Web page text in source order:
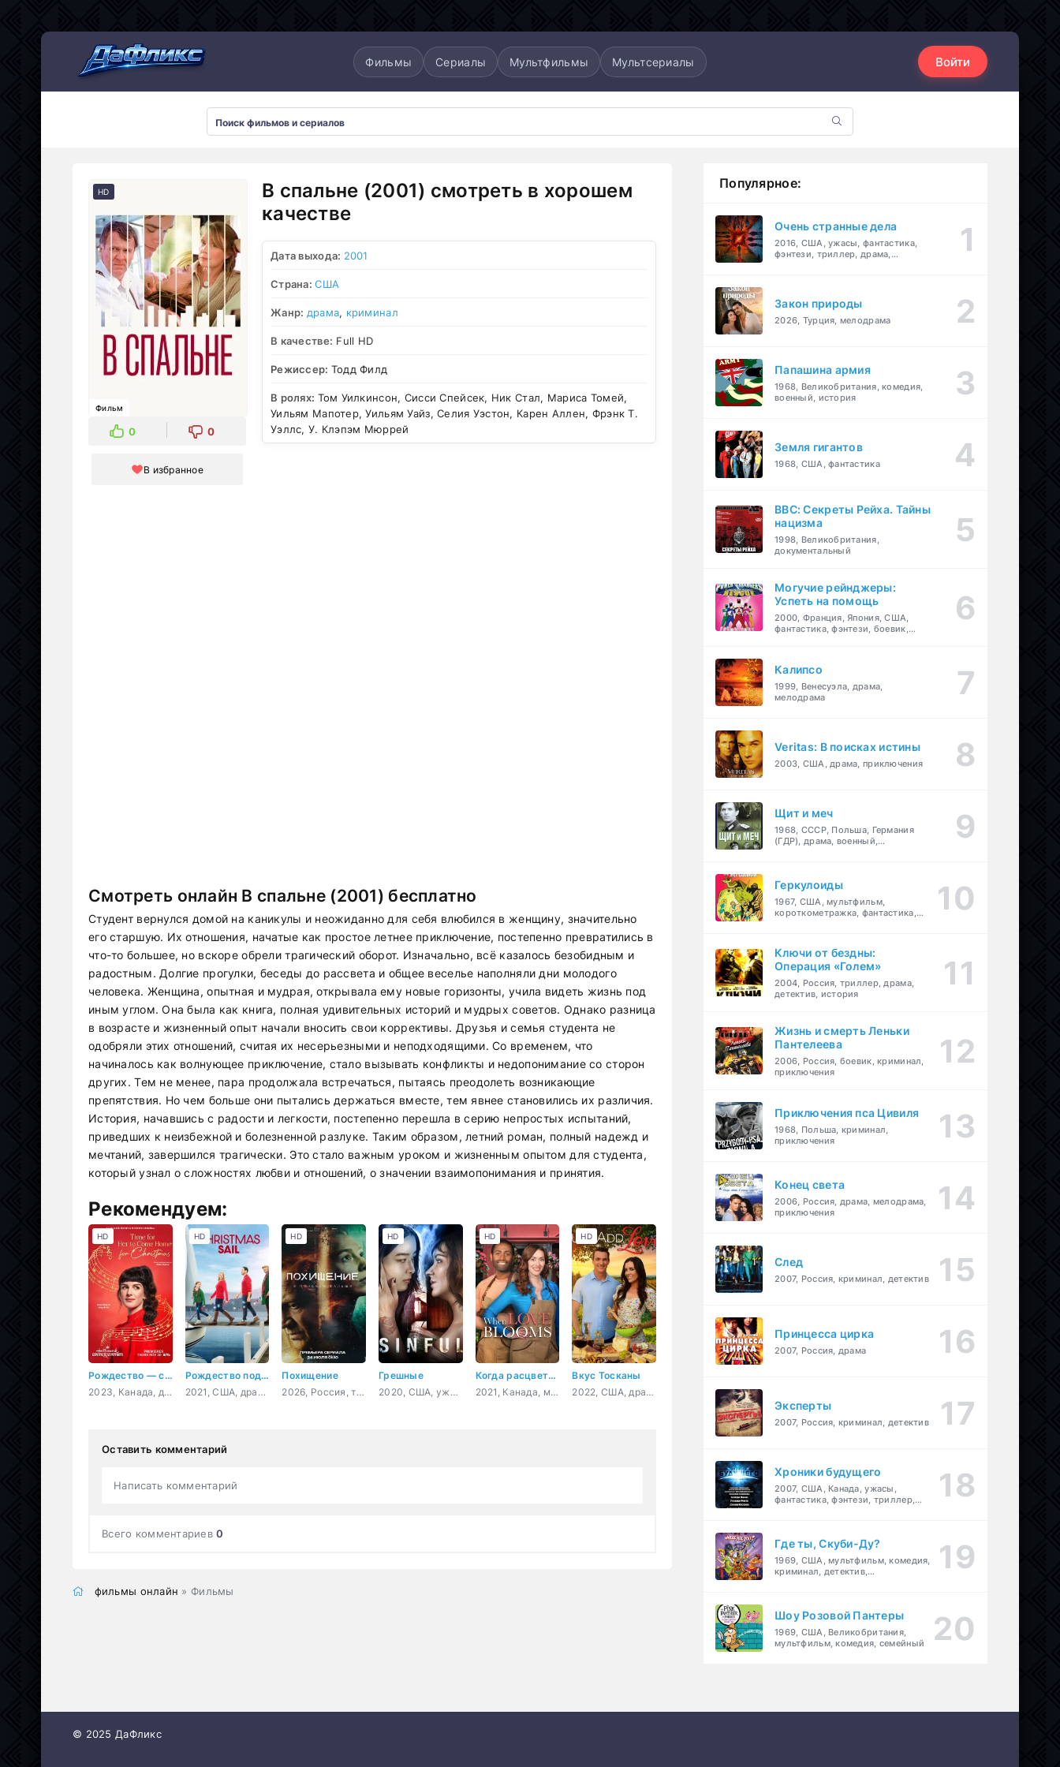
Фильмы Сериалы Мультфильмы Мультсериалы Войти
HD
Фильм
0 0
В избранное
В спальне (2001) смотреть в хорошем
качестве
Дата выхода: 2001
Страна:США
Жанр: драма, криминал
В качестве: Full HD
Режиссер: Тодд Филд
В ролях: Том Уилкинсон, Сисси Спейсек, Ник Стал, Мариса Томей,
Уильям Мапотер, Уильям Уайз, Селия Уэстон, Карен Аллен, Фрэнк Т.
Уэллс, У. Клэпэм Мюррей
Смотреть онлайн В спальне (2001) бесплатно
Студент вернулся домой на каникулы и неожиданно для себя влюбился в женщину, значительно
его старшую. Их отношения, начатые как простое летнее приключение, постепенно превратились в
что-то большее, но вскоре обрели трагический оборот. Изначально, всё казалось безобидным и
радостным. Долгие прогулки, беседы до рассвета и общее веселье наполняли дни молодого
человека. Женщина, опытная и мудрая, открывала ему новые горизонты, учила видеть жизнь под
иным углом. Она была как книга, полная удивительных историй и мудрых советов. Однако разница
в возрасте и жизненный опыт начали вносить свои коррективы. Друзья и семья студента не
одобряли этих отношений, считая их несерьезными и неподходящими. Со временем, что
начиналось как волнующее приключение, стало вызывать конфликты и недопонимание со сторон
других. Тем не менее, пара продолжала встречаться, пытаясь преодолеть возникающие
препятствия. Но чем больше они пытались держаться вместе, тем явнее становились их различия.
История, начавшись с радости и легкости, постепенно перешла в серию непростых испытаний,
приведших к неизбежной и болезненной разлуке. Таким образом, летний роман, полный надежд и
мечтаний, завершился трагически. Это стало важным уроком и жизненным опытом для студента,
который узнал о сложностях любви и отношений, о значении взаимопонимания и принятия.
Рекомендуем:
Рождество — самое время вернуться домой
2023, Канада, драма, мелодрама
HD
Рождество под парусом
2021, США, драма, мелодрама
HD
Похищение
2026, Россия, триллер, детектив
HD
Грешные
2020, США, ужасы, триллер
HD
Когда расцветает любовь
2021, Канада, мелодрама, комедия
HD
Вкус Тосканы
2022, США, драма, мелодрама, комедия
HD
Оставить комментарий
Написать комментарий
Всего комментариев0
фильмы онлайн » Фильмы
Популярное:
Очень странные дела
2016, США, ужасы, фантастика,
фэнтези, триллер, драма,
Закон природы
2026, Турция, мелодрама
Папашина армия
1968, Великобритания, комедия,
военный, история
Земля гигантов
1968, США, фантастика
BBC: Секреты Рейха. Тайны
нацизма
1998, Великобритания,
документальный
Могучие рейнджеры:
Успеть на помощь
2000, Франция, Япония, США,
фантастика, фэнтези, боевик,
Калипсо
1999, Венесуэла, драма,
мелодрама
Veritas: В поисках истины
2003, США, драма, приключения
Щит и меч
1968, СССР, Польша, Германия
(ГДР), драма, военный,
Геркулоиды
1967, США, мультфильм,
короткометражка, фантастика,
Ключи от бездны:
Операция «Голем»
2004, Россия, триллер, драма,
детектив, история
Жизнь и смерть Леньки
Пантелеева
2006, Россия, боевик, криминал,
приключения
Приключения пса Цивиля
1968, Польша, криминал,
приключения
Конец света
2006, Россия, драма, мелодрама,
приключения
След
2007, Россия, криминал, детектив
Принцесса цирка
2007, Россия, драма
Эксперты
2007, Россия, криминал, детектив
Хроники будущего
2007, США, Канада, ужасы,
фантастика, фэнтези, триллер,
Где ты, Скуби-Ду?
1969, США, мультфильм, комедия,
криминал, детектив,
Шоу Розовой Пантеры
1969, США, Великобритания,
мультфильм, комедия, семейный
© 2025 ДаФликс
Мультсериалы